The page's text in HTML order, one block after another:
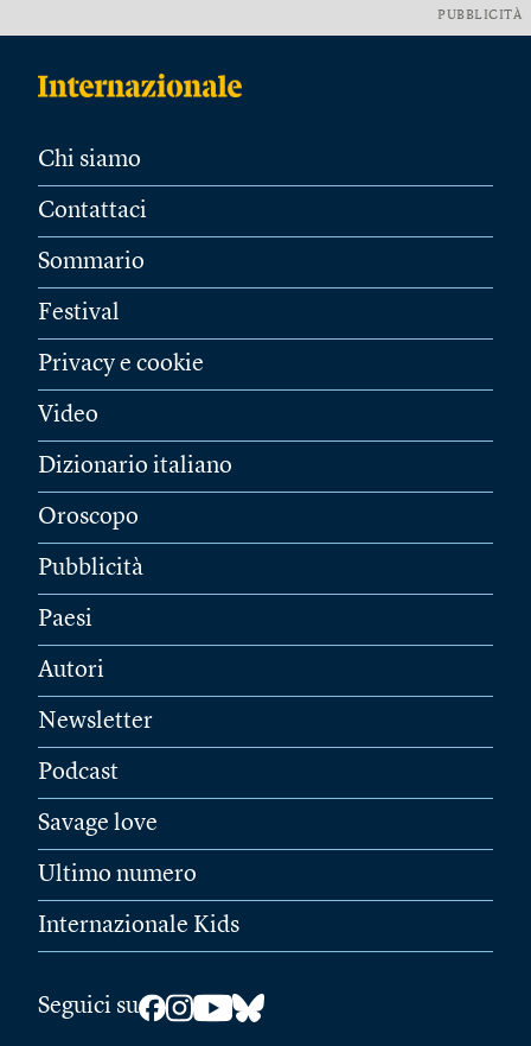
PUBBLICITÀ
Chi siamo
Contattaci
Sommario
Festival
Privacy e cookie
Video
Dizionario italiano
Oroscopo
Pubblicità
Paesi
Autori
Newsletter
Podcast
Savage love
Ultimo numero
Internazionale Kids
Seguici su